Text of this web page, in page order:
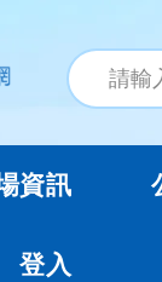
資訊
登入